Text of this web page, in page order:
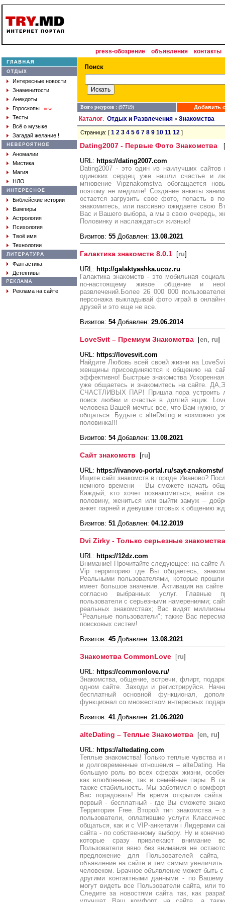
press-обозрение объявления контакты
Интересные новости
Знаменитости
Анекдоты
Гороскопы
new
Тесты
Всё о музыке
Загадай желание !
Аномалии
Мистика
Магия
НЛО
Библейские истории
Вампиры
Астрология
Психология
Твоё имя
Технологии
Фантастика
Детективы
Реклама на сайте
Всего ресурсов : (97719) Добавить
Каталог: Отдых и Развлечения > Знакомства
Страница: [ 1 2 3 4 5 6 7 8 9 10 11 12 ]
Dating2007 - Первые Фото Знакомства
[
URL: https://dating2007.com
Dating2007 - это один из наилучших
одиноких сердец уже нашли счастье и
мгновение Vipznakomstva обогащается
поэтому не медлите! Создание анкеты
остается загрузить свое фото, попасть в
знакомитесь, или пассивно ожидаете свою
Вас и Вашего выбора, а мы в свою очередь,
Половинку и наслаждаться жизнью!
Визитов: 55 Добавлен: 13.08.2021
Галактика знакомств 8.0.1 [ru]
URL: http://galaktyashka.ucoz.ru
Галактика знакомств - это мобильная
по-настоящему живое общение и
развлечений.Более 26 000 000
персонажа выкладывай фото играй в
друзей и это еще не все.
Визитов: 54Добавлен: 29.06.2014
LoveSvit – Премиум Знакомства [en, ru]
URL: https://lovesvit.com
Найдите Любовь всей своей жизни на
женщины присоединяются к общению на
эффективно! Быстрые знакомства
уже общаетесь и знакомитесь на сайте.
СЧАСТЛИВЫХ ПАР! Пришла пора устроить
поиск любви и счастья в долгий ящик.
человека Вашей мечты: все, что Вам нужно,
общаться. Будьте с alteDating и возможно
половинка!!!
Визитов: 54Добавлен: 13.08.2021
Сайт знакомств [ru]
URL: https://ivanovo-portal.ru/sayt-znakomstv/
Ищите сайт знакомств в городе Иваново?
немного времени – Вы сможете начать
Каждый, кто хочет познакомиться, найти
половину, жениться или выйти замуж –
анкет парней и девушке готовых к общению
Визитов: 51 Добавлен: 04.12.2019
Dvi Zirky - Только серьезные знакомства
URL: https://12dz.com
Внимание! Прочитайте следующее: на сайте
Vip территорию где Вы общаетесь,
Реальными пользователями, которые
имеет большое значение. Активация на
согласно выбранных услуг. Главные
пользователи с серьезными намерениями;
реальных знакомствах; Вас видят
"Реальные пользователи"; также Вас
поисковых систем!
Визитов: 45 Добавлен: 13.08.2021
Знакомства CommonLove [ru]
URL: https://commonlove.ru/
Знакомства, общение, встречи, флирт,
одном сайте. Заходи и регистрируйся.
бесплатный основной функционал,
функционал со множеством интересных
Визитов: 41 Добавлен: 21.06.2020
alteDating – Теплые Знакомства [en, ru]
URL: https://altedating.com
Теплые знакомства! Только теплые чувства
и долговременные отношения – alteDating.
большую роль во всех сферах жизни,
как влюбленные, так и семейные пары. В
также стабильность. Мы заботимся о
Вас порадовать! На время открытия
первый - бесплатный - где Вы сможете
Территория Free. Второй тип знакомства –
пользователи, оплатившие услуги
общаться, как и с VIP-анкетами і Лидерами
сайта - по собственному выбору. Ну и
которые сразу привлекают внимание
Пользователи явно без внимания не
предложение для Пользователей
объявление на сайте и тем самым
человеком. Брачное объявление может быть
другими контактными данными - по
могут видеть все Пользователи сайта, или
Следите за новостями сайта так, как